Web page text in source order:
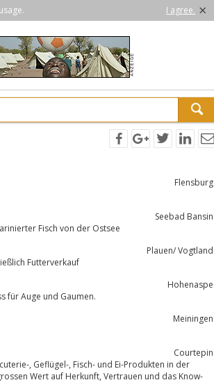
I agree. ×
Flensburg
Seebad Bansin
und marinierter Fisch von der Ostsee
Plauen/ Vogtland
zur Karpfen- und Forellenaufzucht, einschließlich Futterverkauf
Hohenaspe
über Buchenholz geräuchert, ein Genuss für Auge und Gaumen.
Meiningen
Courtepin
Vertrauen und das Know-